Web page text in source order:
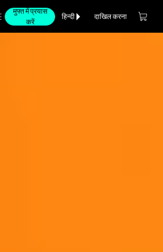
मुफ्त में प्रयास
करें
हिन्दी दाखिल करना